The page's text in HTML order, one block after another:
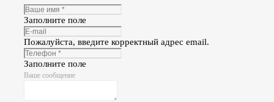
Заполните поле
Пожалуйста, введите корректный адрес email.
Заполните поле
Ваше сообщение